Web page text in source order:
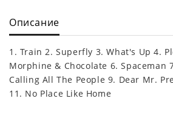
Описание
1. Train 2. Superfly 3. What's Up 4.
Morphine & Chocolate 6. Spaceman
Calling All The People 9. Dear Mr.
11. No Place Like Home